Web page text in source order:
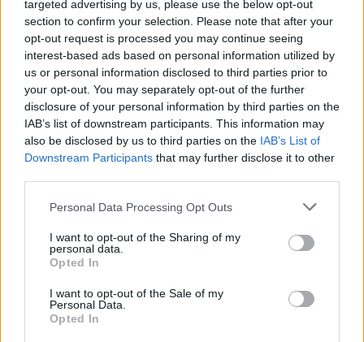
targeted advertising by us, please use the below opt-out
section to confirm your selection. Please note that after your
opt-out request is processed you may continue seeing
interest-based ads based on personal information utilized by
us or personal information disclosed to third parties prior to
your opt-out. You may separately opt-out of the further
disclosure of your personal information by third parties on the
IAB’s list of downstream participants. This information may
also be disclosed by us to third parties on the IAB’s List of
Downstream Participants that may further disclose it to other
Personal Data Processing Opt Outs
I want to opt-out of the Sharing of my
personal data.
Opted In
I want to opt-out of the Sale of my
Personal Data.
Opted In
Ranking de Lola Flores TOP Música